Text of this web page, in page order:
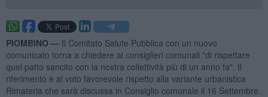
PIOMBINO — Il Comitato Salute Pubblica con un nuovo
comunicato torna a chiedere ai consiglieri comunali "di rispettare
quel patto sancito con la nostra collettività più di un anno fa". Il
riferimento è al voto favorevole rispetto alla variante urbanistica
Rimateria che sarà discussa in Consiglio comunale il 16 Settembre.